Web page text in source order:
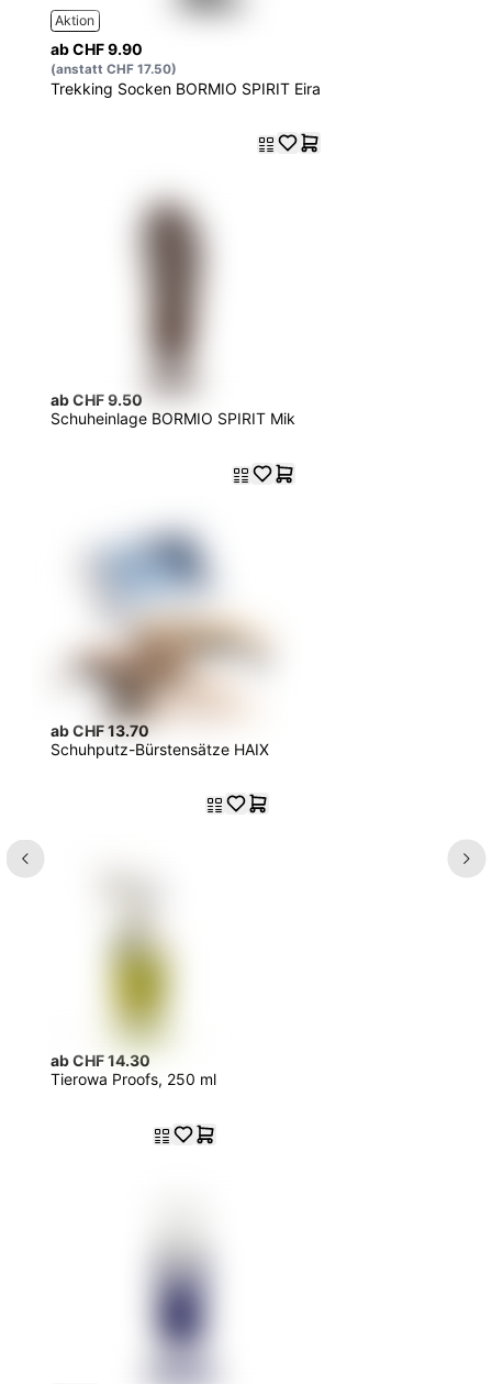
Aktion
ab CHF 9.90
(anstatt CHF 17.50)
Trekking Socken BORMIO SPIRIT Eira
ab CHF 9.50
Schuheinlage BORMIO SPIRIT Mik
ab CHF 13.70
Schuhputz-Bürstensätze HAIX
ab CHF 14.30
Tierowa Proofs, 250 ml